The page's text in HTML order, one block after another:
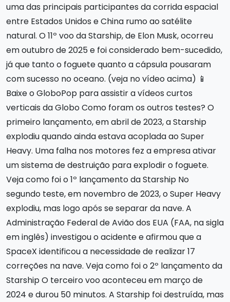
uma das principais participantes da corrida espacial
entre Estados Unidos e China rumo ao satélite
natural. O 11º voo da Starship, de Elon Musk, ocorreu
em outubro de 2025 e foi considerado bem-sucedido,
já que tanto o foguete quanto a cápsula pousaram
com sucesso no oceano. (veja no vídeo acima) 📱
Baixe o GloboPop para assistir a vídeos curtos
verticais da Globo Como foram os outros testes? O
primeiro lançamento, em abril de 2023, a Starship
explodiu quando ainda estava acoplada ao Super
Heavy. Uma falha nos motores fez a empresa ativar
um sistema de destruição para explodir o foguete.
Veja como foi o 1º lançamento da Starship No
segundo teste, em novembro de 2023, o Super Heavy
explodiu, mas logo após se separar da nave. A
Administração Federal de Avião dos EUA (FAA, na sigla
em inglês) investigou o acidente e afirmou que a
SpaceX identificou a necessidade de realizar 17
correções na nave. Veja como foi o 2º lançamento da
Starship O terceiro voo aconteceu em março de
2024 e durou 50 minutos. A Starship foi destruída, mas